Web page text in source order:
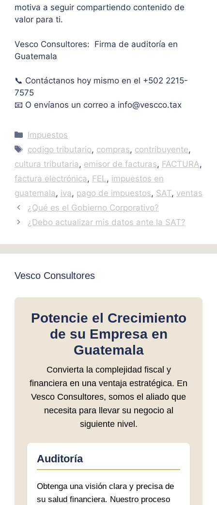
pers
o
de
has
as.
motiva a seguir compartiendo contenido de
valor para ti.
Vesco Consultores: Firma de auditoría en
Guatemala
📞 Contáctanos hoy mismo en el +502 2215-
7575
📧 O envíanos un correo a info@vescco.tax
Categories
Impuestos
Tags
codigo tributario, compras, contribuyente,
cultura tributaria, emisor de facturas, FACTURA,
factura electrónica, FEL, impuestos en
guatemala, iva, pago de impuestos, SAT, ventas
¿Qué es el Gobierno Corporativo?
¿Debo actualizar mis datos ante la SAT?
Vesco Consultores
Potencie el Crecimiento
de su Empresa en
Guatemala
Convierta la complejidad fiscal y
financiera en una ventaja estratégica. En
Vesco Consultores, somos el aliado que
necesita para llevar su negocio al
siguiente nivel.
Auditoría
Obtenga una visión clara y precisa de
su salud financiera. Nuestro proceso